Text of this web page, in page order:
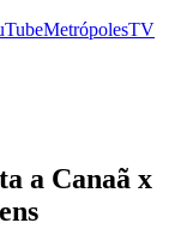
MetrópolesTV
a Canaã x